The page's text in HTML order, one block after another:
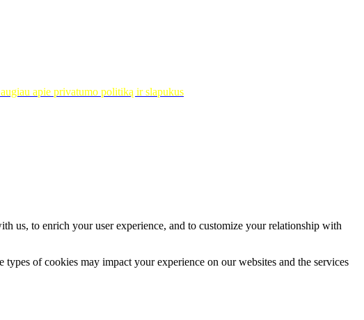
apie privatumo politiką ir slapukus
us, to enrich your user experience, and to customize your relationship with
of cookies may impact your experience on our websites and the services